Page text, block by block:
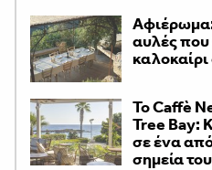
αυλές που
Το Caffè
Tree Bay:
σε ένα
σημεία